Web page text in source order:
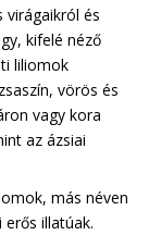
virágaikról és
kifelé néző
liliomok
vörös és
vagy kora
az ázsiai
más néven
illatúak.